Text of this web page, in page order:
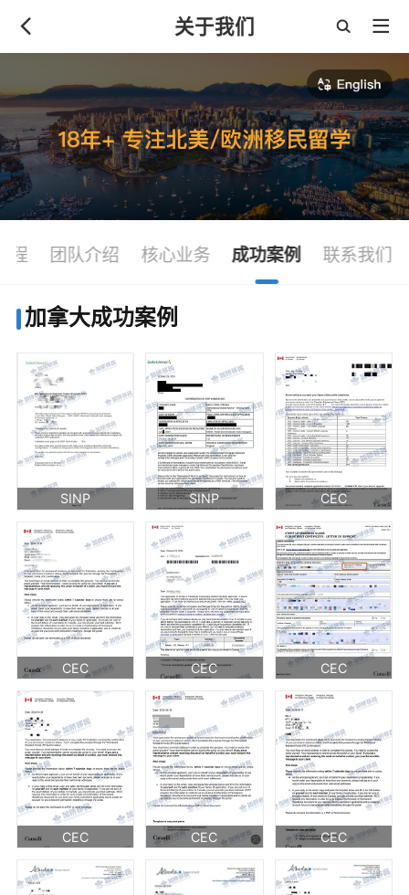
关于我们
程 团队介绍 核心业务 成功案例 联系我们
加拿大成功案例
SINP SINP CEC
CEC CEC CEC
CEC CEC CEC